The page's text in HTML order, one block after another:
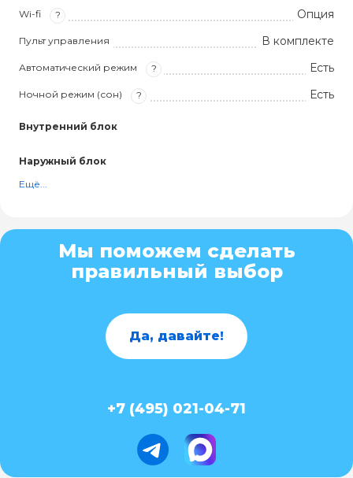
Wi-fi ? Опция
Пульт управления В комплекте
Автоматический режим ? Есть
Ночной режим (сон) ? Есть
Внутренний блок
Наружный блок
Ещё...
Мы поможем сделать
правильный выбор
Да, давайте!
+7 (495) 021-04-71